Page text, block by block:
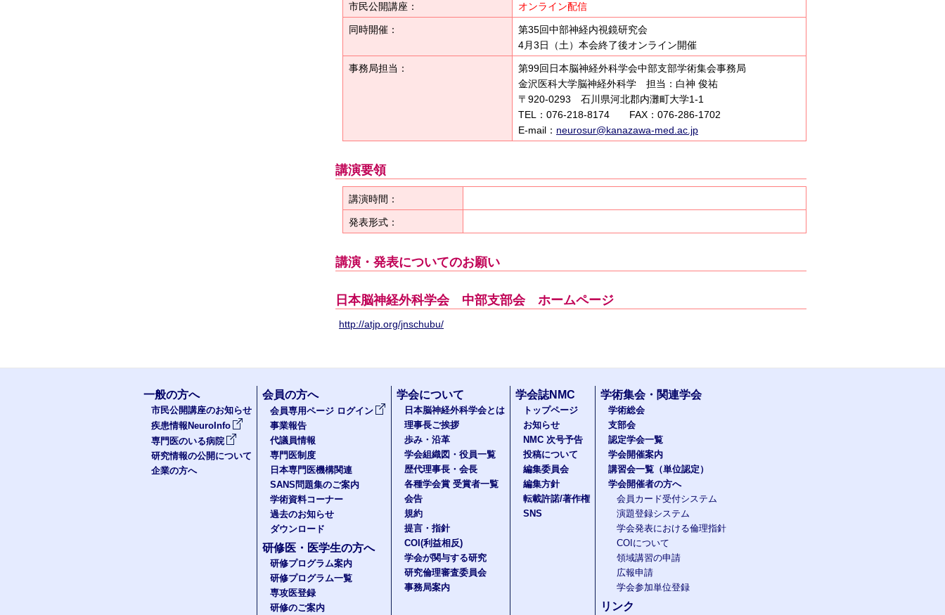
市民公開講座： オンライン配信
同時開催：
第35回中部神経内視鏡研究会
4月3日（土）本会終了後オンライン開催
事務局担当：
第99回日本脳神経外科学会中部支部学術集会事務局
金沢医科大学脳神経外科学 担当：白神 俊祐
〒920-0293 石川県河北郡内灘町大学1-1
TEL：076-218-8174 FAX：076-286-1702
E-mail： neurosur@kanazawa-med.ac.jp
講演要領
講演時間：
発表形式：
講演・発表についてのお願い
日本脳神経外科学会 中部支部会 ホームページ
http://atjp.org/jnschubu/
一般の方へ
市民公開講座のお知らせ
疾患情報NeuroInfo
専門医のいる病院
研究情報の公開について
企業の方へ
会員の方へ
会員専用ページ ログイン
事業報告
代議員情報
専門医制度
日本専門医機構関連
SANS問題集のご案内
学術資料コーナー
過去のお知らせ
ダウンロード
研修医・医学生の方へ
研修プログラム案内
研修プログラム一覧
専攻医登録
研修のご案内
学会について
日本脳神経外科学会とは
理事長ご挨拶
歩み・沿革
学会組織図・役員一覧
歴代理事長・会長
各種学会賞 受賞者一覧
会告
規約
提言・指針
COI(利益相反)
学会が関与する研究
研究倫理審査委員会
事務局案内
学会誌NMC
トップページ
お知らせ
NMC 次号予告
投稿について
編集委員会
編集方針
転載許諾/著作権
SNS
学術集会・関連学会
学術総会
支部会
認定学会一覧
学会開催案内
講習会一覧（単位認定）
学会開催者の方へ
会員カード受付システム
演題登録システム
学会発表における倫理指針
COIについて
領域講習の申請
広報申請
学会参加単位登録
リンク